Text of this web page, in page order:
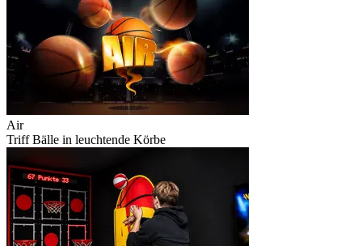
Air
Triff Bälle in leuchtende Körbe